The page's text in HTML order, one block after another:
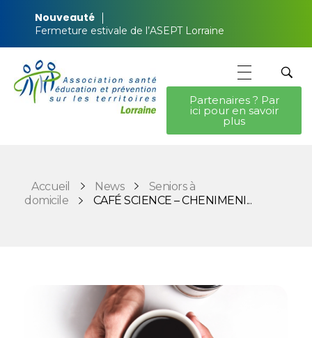
Nouveauté
Fermeture estivale de l’ASEPT Lorraine
Partenaires ? Par
ici pour en savoir
plus
Accueil News
Seniors à
domicile
CAFÉ SCIENCE – CHENIMENI...